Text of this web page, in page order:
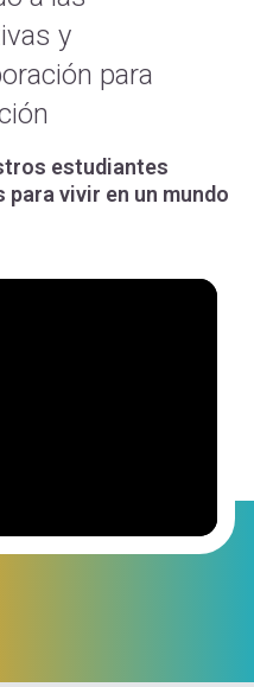
y
para
estudiantes
vivir en un mundo